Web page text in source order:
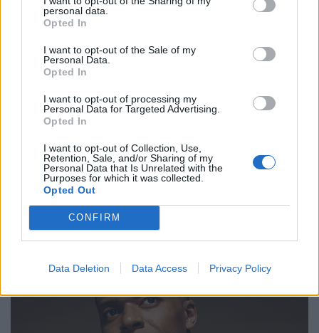
personal data.
Opted In
I want to opt-out of the Sale of my
Personal Data.
Opted In
I want to opt-out of processing my
Personal Data for Targeted Advertising.
Opted In
I want to opt-out of Collection, Use,
Retention, Sale, and/or Sharing of my
Personal Data that Is Unrelated with the
Purposes for which it was collected.
Opted Out
CONFIRM
Data Deletion Data Access Privacy Policy
Starpower
sechs Uhr eingraviert. Das entspricht dem Lebensmotto
von Starkicker Kylian Mbappé, der seit einer Dekade
Fußballrekorde knackt. Er ist der erste Spieler seit Pelé,
der vor seinem 24. Geburtstag sieben WM-Tore erzielte
und düst auch mal mit 38 km/h über den Rasen. Das
schafft er mit Talent, Fleiß und Durchhaltevermögen.
Letzteres braucht man auch, wenn man ansteht, um eine
„Big Bang Reloaded Kylian Mbappé“ von Hublot zu
ergattern. Der Zeitmesser ist nämlich auf 200 Stück
hublot.com